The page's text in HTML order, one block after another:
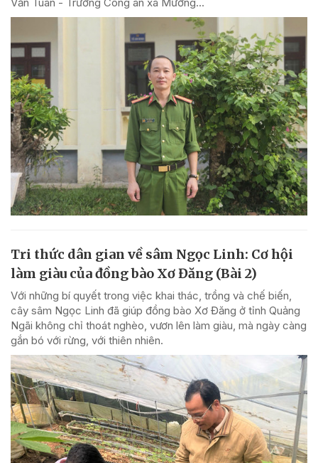
Tri thức dân gian về sâm Ngọc Linh: Cơ hội
làm giàu của đồng bào Xơ Đăng (Bài 2)
Với những bí quyết trong việc khai thác, trồng và chế biến,
cây sâm Ngọc Linh đã giúp đồng bào Xơ Đăng ở tỉnh Quảng
Ngãi không chỉ thoát nghèo, vươn lên làm giàu, mà ngày càng
gắn bó với rừng, với thiên nhiên.